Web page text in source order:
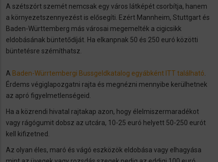
A szétszórt szemét nemcsak egy város látképét csorbítja, hanem
a környezetszennyezést is elősegíti. Ezért Mannheim, Stuttgart és
Baden-Württemberg más városai megemelték a cigicsikk
eldobásának büntetődíját. Ha elkanpnak 50 és 250 euró közötti
büntetésre szémíthatsz.
A Baden-Würrtembergi Bussgeldkatalog egyábként ITT található
Érdems végiglapozgatni rajta és megnézni mennyibe kerülhetnek
az apró figyelmetlenségeid.
Ha a közrendi hivatal rajtakap azon, hogy élelmiszermaradékot
vagy rágógumit dobsz az utcára, 10-25 euró helyett 50-250 eurót
kell kifizetned.
Az olyan éles, maró és vágó eszközök eldobása vagy elhagyása